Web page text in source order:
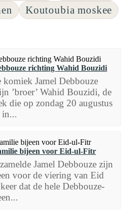
Koutoubia moskee
richting Wahid Bouzidi
komiek Jamel Debbouze
’broer’ Wahid Bouzidi, de
die op zondag 20 augustus
in...
bijeen voor Eid-ul-Fitr
Jamel Debbouze zijn
voor de viering van Eid
dat de hele Debbouze-